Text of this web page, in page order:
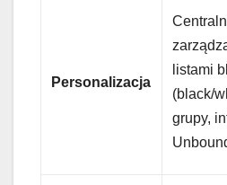
Personalizacja
listami
(black/
grupy,